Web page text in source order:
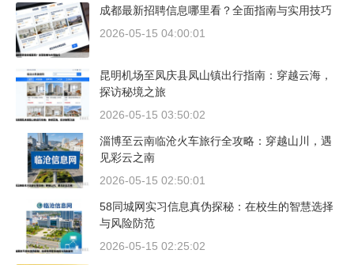
成都最新招聘信息哪里看？全面指南与实用技巧
2026-05-15 04:00:01
昆明机场至凤庆县凤山镇出行指南：穿越云海，
探访秘境之旅
2026-05-15 03:50:02
淄博至云南临沧火车旅行全攻略：穿越山川，遇
见彩云之南
2026-05-15 02:50:01
58同城网实习信息真伪探秘：在校生的智慧选择
与风险防范
2026-05-15 02:25:02